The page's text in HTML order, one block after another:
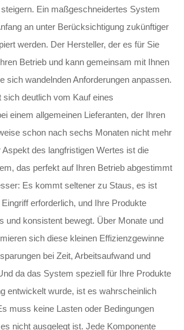
Ein maßgeschneidertes System
an unter Berücksichtigung zukünftiger
werden. Der Hersteller, der es für Sie
Betrieb und kann gemeinsam mit Ihnen
sich wandelnden Anforderungen anpassen.
sich deutlich vom Kauf eines
einem allgemeinen Lieferanten, der Ihren
schon nach sechs Monaten nicht mehr
Aspekt des langfristigen Wertes ist die
das perfekt auf Ihren Betrieb abgestimmt
Es kommt seltener zu Staus, es ist
erforderlich, und Ihre Produkte
und konsistent bewegt. Über Monate und
sich diese kleinen Effizienzgewinne
bei Zeit, Arbeitsaufwand und
da das System speziell für Ihre Produkte
entwickelt wurde, ist es wahrscheinlich
muss keine Lasten oder Bedingungen
nicht ausgelegt ist. Jede Komponente